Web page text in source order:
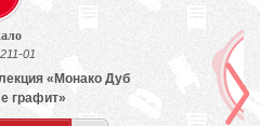
01
«Монако Дуб
графит»